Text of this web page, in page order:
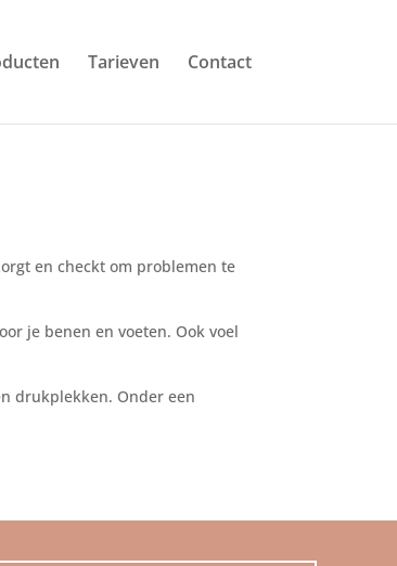
Tarieven Contact
en checkt om problemen te
je benen en voeten. Ook voel
drukplekken. Onder een